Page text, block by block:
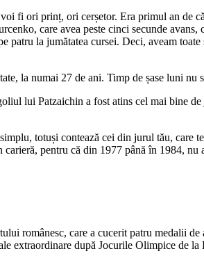
fi ori prinț, ori cerșetor. Era primul an de
care avea peste cinci secunde
patru la jumătatea cursei. Deci, aveam
la numai 27 de ani. Timp de șase luni
lui Patzaichin a fost atins cel mai bine
totuși contează cei din jurul tău, care
carieră, pentru că din 1977 până în 1984,
românesc, care a cucerit patru medalii
extraordinare după Jocurile Olimpice de